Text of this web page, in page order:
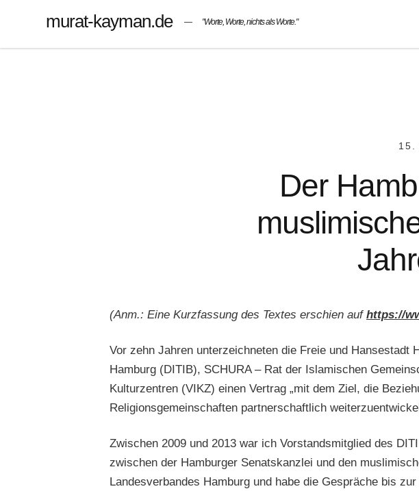
murat-kayman.de "Worte, Worte, nichts als Worte."
15.
Der
(Anm.: Eine Kurzfassung des Textes erschien auf https://
Vor zehn Jahren unterzeichneten die Freie und Hansestadt
Hamburg (DITIB), SCHURA – Rat der Islamischen
Kulturzentren (VIKZ) einen Vertrag „mit dem Ziel, die
Religionsgemeinschaften partnerschaftlich
Zwischen 2009 und 2013 war ich Vorstandsmitglied des
zwischen der Hamburger Senatskanzlei und den
Landesverbandes Hamburg und habe die Gespräche bis